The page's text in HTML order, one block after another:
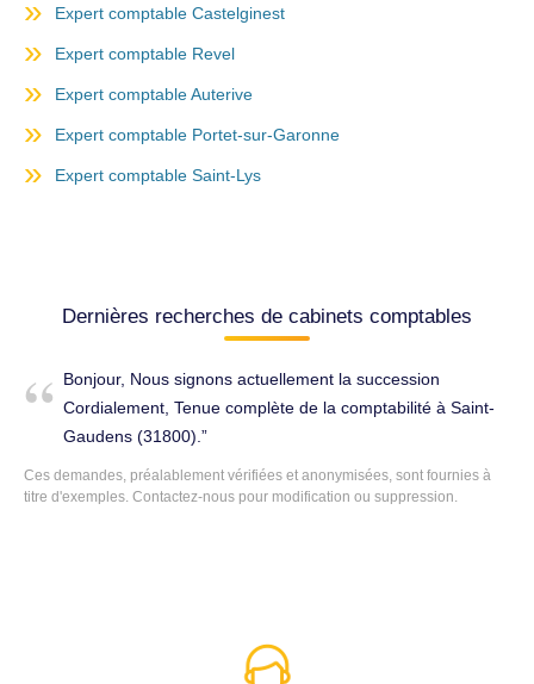
Expert comptable Castelginest
Expert comptable Revel
Expert comptable Auterive
Expert comptable Portet-sur-Garonne
Expert comptable Saint-Lys
Dernières recherches de cabinets comptables
Bonjour, Nous signons actuellement la succession
Cordialement, Tenue complète de la comptabilité à Saint-
Gaudens (31800).
Ces demandes, préalablement vérifiées et anonymisées, sont fournies à
titre d'exemples. Contactez-nous pour modification ou suppression.